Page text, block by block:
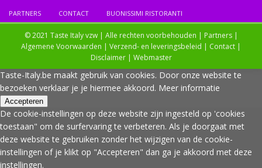
PARTNERS CONTACT BUONISSIMI RISTORANTI
© 2021 Taste Italy vzw | Alle rechten voorbehouden | Partners|
Algemene Voorwaarden | Verzend- en leveringsbeleid | Contact |
Disclaimer| Webmaster
Taste-Italy.be maakt gebruik van cookies. Door onze website te
bezoeken verklaar je je hiermee akkoord. Meer informatie
Accepteren
De cookie-instellingen op deze website zijn ingesteld op 'cookies
toestaan" om de surfervaring te verbeteren. Als je doorgaat met
deze website te gebruiken zonder het wijzigen van de cookie-
instellingen of je klikt op "Accepteren" dan ga je akkoord met deze
instellingen.